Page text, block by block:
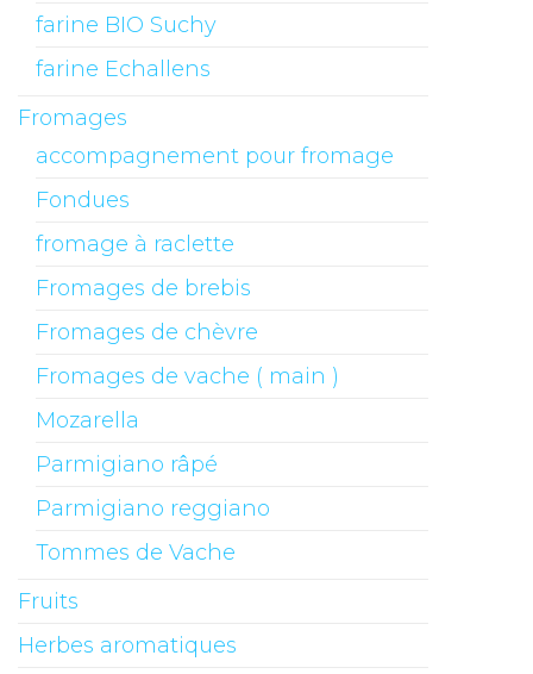
farine BIO Suchy
farine Echallens
Fromages
accompagnement pour fromage
Fondues
fromage à raclette
Fromages de brebis
Fromages de chèvre
Fromages de vache ( main )
Mozarella
Parmigiano râpé
Parmigiano reggiano
Tommes de Vache
Fruits
Herbes aromatiques